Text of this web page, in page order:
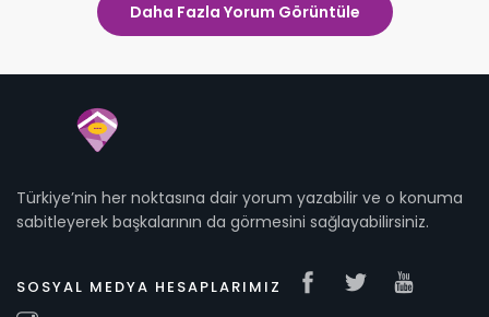
Daha Fazla Yorum Görüntüle
Türkiye’nin her noktasına dair yorum yazabilir ve o konuma
sabitleyerek başkalarının da görmesini sağlayabilirsiniz.
SOSYAL MEDYA HESAPLARIMIZ